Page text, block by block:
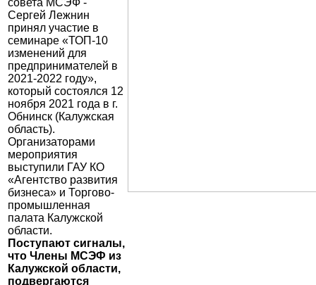
Сергей Лежнин
принял участие в
семинаре «ТОП-10
изменений для
предпринимателей в
2021-2022 году»,
который состоялся 12
ноября 2021 года в г.
Обнинск (Калужская
область).
Организаторами
мероприятия
выступили ГАУ КО
«Агентство развития
бизнеса» и Торгово-
промышленная
палата Калужской
области.
Поступают сигналы,
что Члены МСЭФ из
Калужской области,
подвергаются